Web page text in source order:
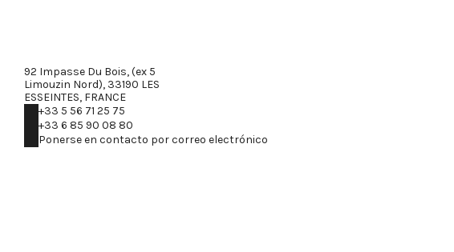
92 Impasse Du Bois, (ex 5
Limouzin Nord), 33190 LES
ESSEINTES, FRANCE
+33 5 56 71 25 75
+33 6 85 90 08 80
Ponerse en contacto por correo electrónico